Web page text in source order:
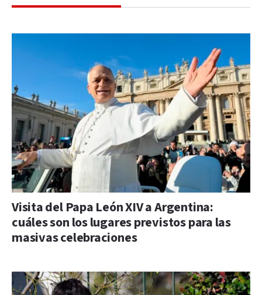
Visita del Papa León XIV a Argentina:
cuáles son los lugares previstos para las
masivas celebraciones